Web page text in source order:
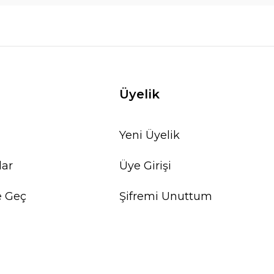
Geç
Üyelik
Yeni Üyelik
Üye Girişi
Şifremi Unuttum